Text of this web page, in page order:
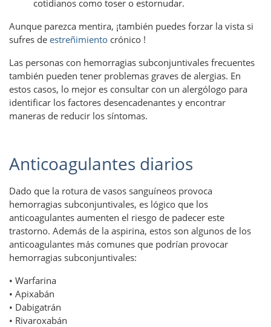
cotidianos como toser o estornudar.
Aunque parezca mentira, ¡también puedes forzar la vista si
sufres de estreñimiento crónico !
Las personas con hemorragias subconjuntivales frecuentes
también pueden tener problemas graves de alergias. En
estos casos, lo mejor es consultar con un alergólogo para
identificar los factores desencadenantes y encontrar
maneras de reducir los síntomas.
Anticoagulantes diarios
Dado que la rotura de vasos sanguíneos provoca
hemorragias subconjuntivales, es lógico que los
anticoagulantes aumenten el riesgo de padecer este
trastorno. Además de la aspirina, estos son algunos de los
anticoagulantes más comunes que podrían provocar
hemorragias subconjuntivales:
• Warfarina
• Apixabán
• Dabigatrán
• Rivaroxabán